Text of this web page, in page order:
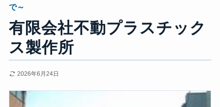
で～
有限会社不動プラスチック
ス製作所
2026年6月24日